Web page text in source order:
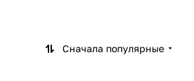
Сначала популярные